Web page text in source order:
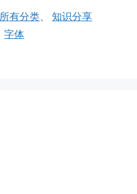
所有分类、知识分享
字体